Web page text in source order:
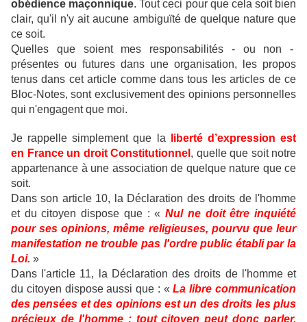
obédience maçonnique.Tout ceci pour que cela soit bien
clair, qu'il n'y ait aucune ambiguïté de quelque nature que
ce soit.
Quelles que soient mes responsabilités - ou non -
présentes ou futures dans une organisation, les propos
tenus dans cet article comme dans tous les articles de ce
Bloc-Notes, sont exclusivement des opinions personnelles
qui n'engagent que moi.
Je rappelle simplement que la
liberté d’expression est
en France un droit Constitutionnel , quelle que soit notre
appartenance à une association de quelque nature que ce
soit.
Dans son article 10, la Déclaration des droits de l'homme
et du citoyen dispose que : «Nul ne doit être inquiété
pour ses opinions, même religieuses, pourvu que leur
manifestation ne trouble pas l'ordre public établi par la
Loi. »
Dans l'article 11, la Déclaration des droits de l'homme et
du citoyen dispose aussi que : «La libre communication
des pensées et des opinions est un des droits les plus
précieux de l'homme : tout citoyen peut donc parler,